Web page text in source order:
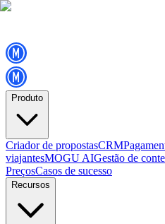
Produto
Criador de propostasCRM
viajantesMOGU AIGestão de
PreçosCasos de sucesso
Recursos